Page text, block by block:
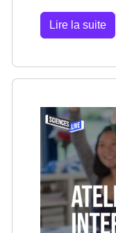
Lire la suite